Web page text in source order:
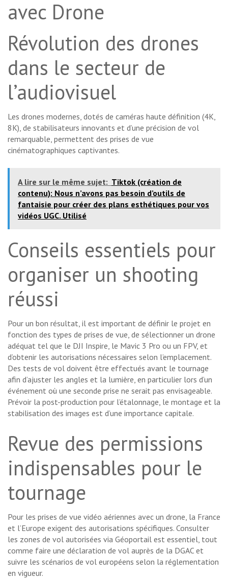
avec Drone
Révolution des drones
dans le secteur de
l’audiovisuel
Les drones modernes, dotés de caméras haute définition (4K,
8K), de stabilisateurs innovants et d’une précision de vol
remarquable, permettent des prises de vue
cinématographiques captivantes.
A lire sur le même sujet: Tiktok (création de
contenu): Nous n’avons pas besoin d’outils de
fantaisie pour créer des plans esthétiques pour vos
vidéos UGC. Utilisé
Conseils essentiels pour
organiser un shooting
réussi
Pour un bon résultat, il est important de définir le projet en
fonction des types de prises de vue, de sélectionner un drone
adéquat tel que le DJI Inspire, le Mavic 3 Pro ou un FPV, et
d’obtenir les autorisations nécessaires selon l’emplacement.
Des tests de vol doivent être effectués avant le tournage
afin d’ajuster les angles et la lumière, en particulier lors d’un
événement où une seconde prise ne serait pas envisageable.
Prévoir la post-production pour l’étalonnage, le montage et la
stabilisation des images est d’une importance capitale.
Revue des permissions
indispensables pour le
tournage
Pour les prises de vue vidéo aériennes avec un drone, la France
et l’Europe exigent des autorisations spécifiques. Consulter
les zones de vol autorisées via Géoportail est essentiel, tout
comme faire une déclaration de vol auprès de la DGAC et
suivre les scénarios de vol européens selon la réglementation
en vigueur.